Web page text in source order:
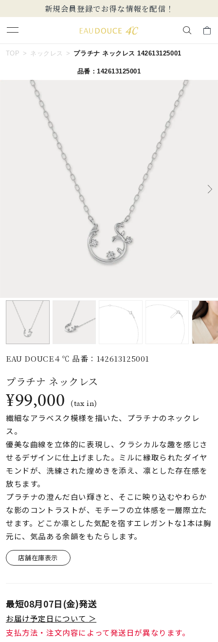
【価格改定のお知らせ 8月17日(月)より 】
キーワードで検索する
人気検索キーワード
#ハーフエタニティリング
EAU DOUCE４℃
誕生石
モチーフ
石の色
ファッションテイス
ト
着用シーン
コレクション
レディース
リングサイズ
～
メンズ
リングサイズ
在庫 在庫ありのみ すべて表示
TOP ネックレス プラチナ ネックレス 142613125001
品番：142613125001
EAU DOUCE４℃ 品番：142613125001
プラチナ ネックレス
¥99,000 (tax in)
繊細なアラベスク模様を描いた、プラチナのネックレ
ス。
優美な曲線を立体的に表現し、クラシカルな趣を感じさ
せるデザインに仕上げました。ミルに縁取られたダイヤ
モンドが、洗練された煌めきを添え、凛とした存在感を
放ちます。
プラチナの澄んだ白い輝きと、そこに映り込むやわらか
な影のコントラストが、モチーフの立体感を一層際立た
せます。どこか凛とした気配を宿すエレガントな1本は胸
元に、気品ある余韻をもたらします。
店舗在庫表示
最短08月07日(金)発送
お届け予定日について ＞
支払方法・注文内容によって発送日が異なります。